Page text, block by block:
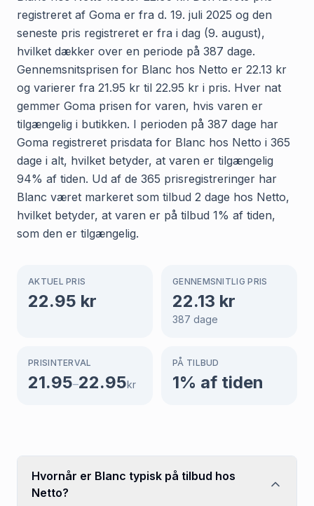
registreret af Goma er fra d. 19. juli 2025 og den
seneste pris registreret er fra i dag (9. august),
hvilket dækker over en periode på 387 dage.
Gennemsnitsprisen for Blanc hos Netto er 22.13 kr
og varierer fra 21.95 kr til 22.95 kr i pris. Hver nat
gemmer Goma prisen for varen, hvis varen er
tilgængelig i butikken. I perioden på 387 dage har
Goma registreret prisdata for Blanc hos Netto i 365
dage i alt, hvilket betyder, at varen er tilgængelig
94% af tiden. Ud af de 365 prisregistreringer har
Blanc været markeret som tilbud 2 dage hos Netto,
hvilket betyder, at varen er på tilbud 1% af tiden,
som den er tilgængelig.
AKTUEL PRIS
22.95 kr
GENNEMSNITLIG PRIS
22.13 kr
387 dage
PRISINTERVAL
21.95–22.95kr
PÅ TILBUD
1% af tiden
Hvornår er Blanc typisk på tilbud hos
Netto?